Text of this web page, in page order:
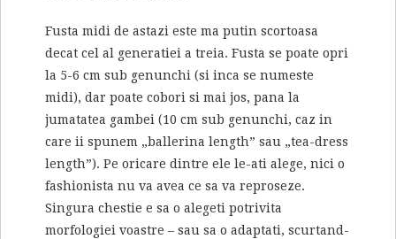
Fusta midi de astazi este ma putin scortoasa
decat cel al generatiei a treia. Fusta se poate opri
la 5-6 cm sub genunchi (si inca se numeste
midi), dar poate cobori si mai jos, pana la
jumatatea gambei (10 cm sub genunchi, caz in
care ii spunem „ballerina length” sau „tea-dress
length”). Pe oricare dintre ele le-ati alege, nici o
fashionista nu va avea ce sa va reproseze.
Singura chestie e sa o alegeti potrivita
morfologiei voastre – sau sa o adaptati, scurtand-